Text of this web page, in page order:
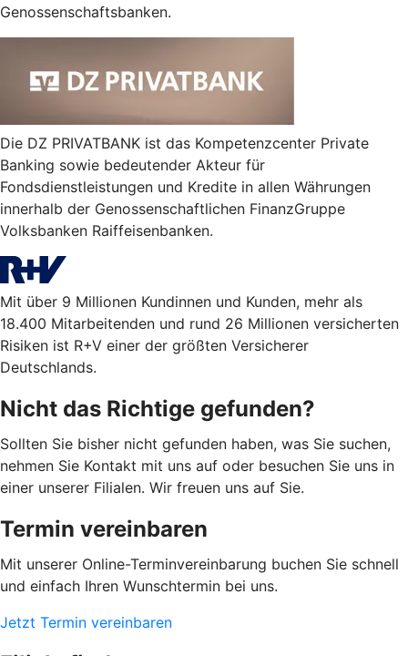
Genossenschaftsbanken.
Die DZ PRIVATBANK ist das Kompetenzcenter Private
Banking sowie bedeutender Akteur für
Fondsdienstleistungen und Kredite in allen Währungen
innerhalb der Genossenschaftlichen FinanzGruppe
Volksbanken Raiffeisenbanken.
Mit über 9 Millionen Kundinnen und Kunden, mehr als
18.400 Mitarbeitenden und rund 26 Millionen versicherten
Risiken ist R+V einer der größten Versicherer
Deutschlands.
Nicht das Richtige gefunden?
Sollten Sie bisher nicht gefunden haben, was Sie suchen,
nehmen Sie Kontakt mit uns auf oder besuchen Sie uns in
einer unserer Filialen. Wir freuen uns auf Sie.
Termin vereinbaren
Mit unserer Online-Terminvereinbarung buchen Sie schnell
und einfach Ihren Wunschtermin bei uns.
Jetzt Termin vereinbaren